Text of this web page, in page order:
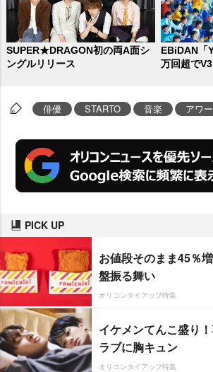
SUPER★DRAGON初の両A面シ
ングルリリース
EBiDAN「
万回超でV3
俳優 STARTO 音楽 アワ
PICK UP
お値段そのまま45％
盤振る舞い
オリコンタイアップ特集
イケメンてんこ盛り
ラブに胸キュン
オリコンタイアップ特集